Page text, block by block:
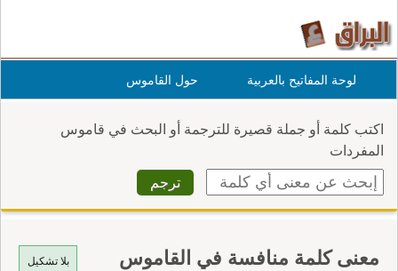
لوحة المفاتيح بالعربية حول القاموس
اكتب كلمة أو جملة قصيرة للترجمة أو البحث في قاموس
المفردات
بلا تشكيل معنى كلمة منافسة في القاموس